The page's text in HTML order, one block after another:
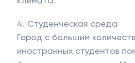
4. Студенческая среда
Город с большим
иностранных студентов